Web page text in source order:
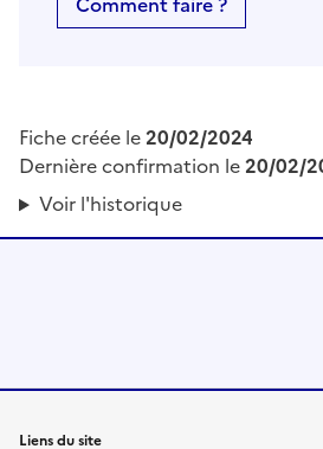
Fiche créée le20/02/2024
Dernière confirmation le20/02/
Voir l'historique
Liens du site